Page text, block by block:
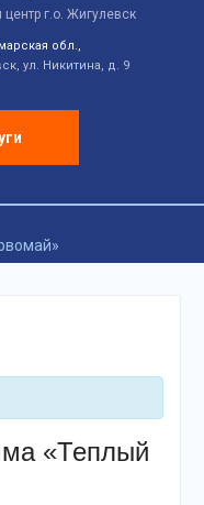
г.о. Жигулевск
обл.,
ул. Никитина, д. 9
«Теплый